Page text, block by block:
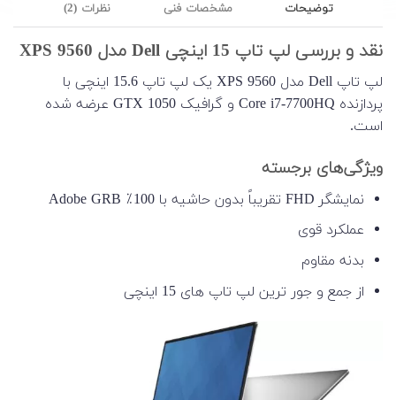
توضیحات مشخصات فنی نظرات (2)
نقد و بررسی لپ تاپ 15 اینچی Dell مدل XPS 9560
لپ تاپ Dell مدل XPS 9560 یک لپ تاپ 15.6 اینچی با
پردازنده Core i7-7700HQ و گرافیک GTX 1050 عرضه شده
است.
ویژگی‌های برجسته
نمایشگر FHD تقریباً بدون حاشیه با 100٪ Adobe GRB
عملکرد قوی
بدنه مقاوم
از جمع و جور ترین لپ تاپ های 15 اینچی